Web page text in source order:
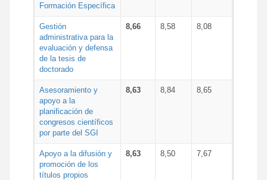
Formación Específica
Gestión
administrativa para la
evaluación y defensa
de la tesis de
doctorado
8,66 8,58 8,08
Asesoramiento y
apoyo a la
planificación de
congresos científicos
por parte del SGI
8,63 8,84 8,65
Apoyo a la difusión y
promoción de los
títulos propios
8,63 8,50 7,67